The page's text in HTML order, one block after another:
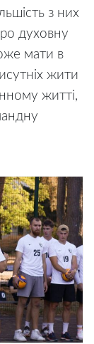
з них
духовну
мати в
жити
житті,